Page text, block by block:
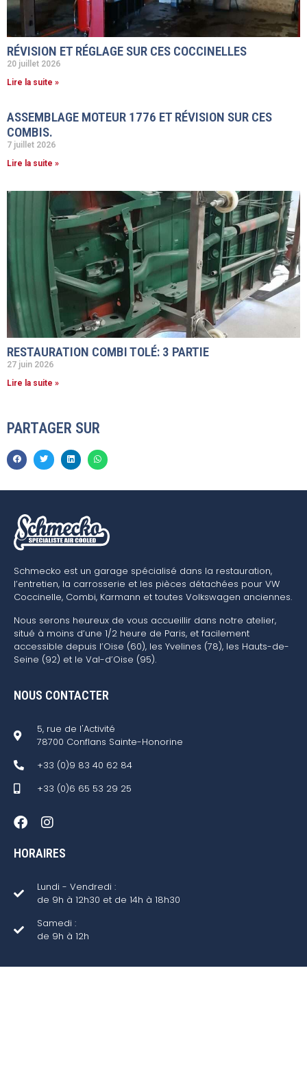
RÉVISION ET RÉGLAGE SUR CES COCCINELLES
20 juillet 2026
Lire la suite »
ASSEMBLAGE MOTEUR 1776 ET RÉVISION SUR CES
COMBIS.
7 juillet 2026
Lire la suite »
RESTAURATION COMBI TOLÉ: 3 PARTIE
27 juin 2026
Lire la suite »
PARTAGER SUR
Schmecko est un garage spécialisé dans la restauration,
l’entretien, la carrosserie et les pièces détachées pour VW
Coccinelle, Combi, Karmann et toutes Volkswagen anciennes.
Nous serons heureux de vous accueillir dans notre atelier,
situé à moins d’une 1/2 heure de Paris, et facilement
accessible depuis l’Oise (60), les Yvelines (78), les Hauts-de-
Seine (92) et le Val-d’Oise (95).
NOUS CONTACTER
5, rue de l'Activité
78700 Conflans Sainte-Honorine
+33 (0)9 83 40 62 84
+33 (0)6 65 53 29 25
HORAIRES
Lundi - Vendredi :
de 9h à 12h30 et de 14h à 18h30
Samedi :
de 9h à 12h